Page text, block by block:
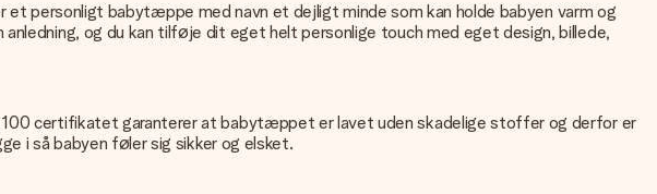
et personligt babytæppe med navn et dejligt minde som kan holde babyen varm og
og du kan tilføje dit eget helt personlige touch med eget design, billede,
certifikatet garanterer at babytæppet er lavet uden skadelige stoffer og derfor er
i så babyen føler sig sikker og elsket.